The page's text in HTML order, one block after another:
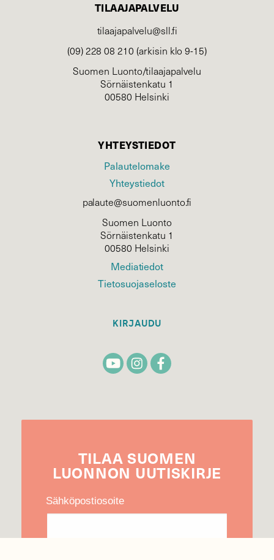
TILAAJAPALVELU
tilaajapalvelu@sll.fi
(09) 228 08 210 (arkisin klo 9-15)
Suomen Luonto/tilaajapalvelu
Sörnäistenkatu 1
00580 Helsinki
YHTEYSTIEDOT
Palautelomake
Yhteystiedot
palaute@suomenluonto.fi
Suomen Luonto
Sörnäistenkatu 1
00580 Helsinki
Mediatiedot
Tietosuojaseloste
KIRJAUDU
TILAA SUOMEN
LUONNON UUTIS­KIRJE
Sähköpostiosoite